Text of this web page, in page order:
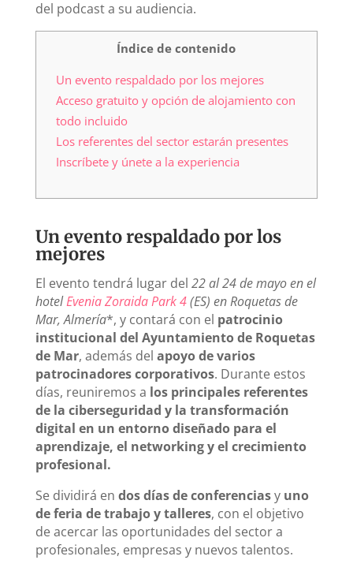
del podcast a su audiencia.
Índice de contenido
Un evento respaldado por los mejores
Acceso gratuito y opción de alojamiento con
todo incluido
Los referentes del sector estarán presentes
Inscríbete y únete a la experiencia
Un evento respaldado por los
mejores
El evento tendrá lugar del 22 al 24 de mayo en el
hotelEvenia Zoraida Park 4(ES) en Roquetas de
Mar, Almería*, y contará con el patrocinio
institucional del Ayuntamiento de Roquetas
de Mar, además del apoyo de varios
patrocinadores corporativos. Durante estos
días, reuniremos a los principales referentes
de la ciberseguridad y la transformación
digital en un entorno diseñado para el
aprendizaje, el networking y el crecimiento
profesional.
Se dividirá en dos días de conferenciasy uno
de feria de trabajo y talleres, con el objetivo
de acercar las oportunidades del sector a
profesionales, empresas y nuevos talentos.